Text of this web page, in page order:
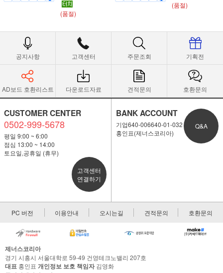
(품절)
(품절)
공지사항 고객센터 주문조회 기획전
AD보드 호환리스트 다운로드자료 견적문의 호환문의
CUSTOMER CENTER
0502-999-5678
평일 9:00 ~ 6:00
점심 13:00 ~ 14:00
토요일,공휴일 (휴무)
고객센터
연결하기
BANK ACCOUNT
기업640-006640-01-032
홍인표(제너스코리아)
Q&A
PC 버전 이용안내 오시는길 견적문의 호환문의
제너스코리아
경기 시흥시 서울대학로 59-49 건영테크노밸리 207호
대표 홍인표 개인정보 보호 책임자김영화